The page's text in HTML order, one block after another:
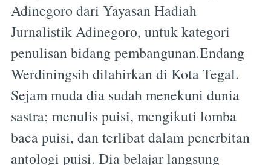
Adinegoro dari Yayasan Hadiah
Jurnalistik Adinegoro, untuk kategori
penulisan bidang pembangunan.Endang
Werdiningsih dilahirkan di Kota Tegal.
Sejam muda dia sudah menekuni dunia
sastra; menulis puisi, mengikuti lomba
baca puisi, dan terlibat dalam penerbitan
antologi puisi. Dia belajar langsung